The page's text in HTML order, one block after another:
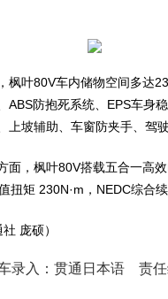
枫叶80V车内储物空间多达
ABS防抱死系统、EPS车身
上坡辅助、车窗防夹手、驾
面，枫叶80V搭载五合一高
扭矩 230N·m，NEDC综合
庞硕）
录入：贯通日本语 责